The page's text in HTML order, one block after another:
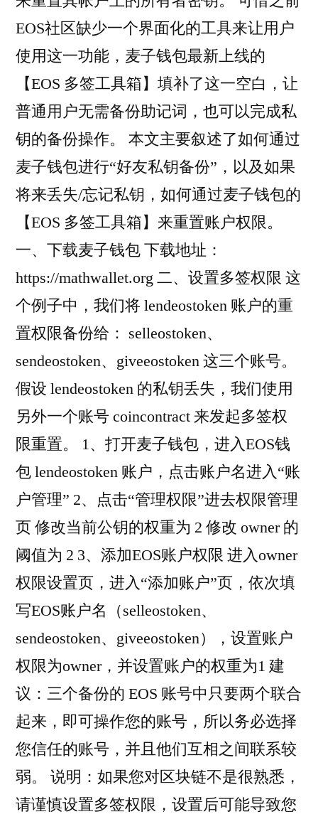
EOS社区缺少一个界面化的工具来让用户
使用这一功能，麦子钱包最新上线的
【EOS 多签工具箱】填补了这一空白，让
普通用户无需备份助记词，也可以完成私
钥的备份操作。 本文主要叙述了如何通过
麦子钱包进行“好友私钥备份”，以及如果
将来丢失/忘记私钥，如何通过麦子钱包的
【EOS 多签工具箱】来重置账户权限。
一、下载麦子钱包 下载地址：
https://mathwallet.org 二、设置多签权限 这
个例子中，我们将 lendeostoken 账户的重
置权限备份给： selleostoken、
sendeostoken、giveeostoken 这三个账号。
假设 lendeostoken 的私钥丢失，我们使用
另外一个账号 coincontract 来发起多签权
限重置。 1、打开麦子钱包，进入EOS钱
包 lendeostoken 账户，点击账户名进入“账
户管理” 2、点击“管理权限”进去权限管理
页 修改当前公钥的权重为 2 修改 owner 的
阈值为 2 3、添加EOS账户权限 进入owner
权限设置页，进入“添加账户”页，依次填
写EOS账户名（selleostoken、
sendeostoken、giveeostoken），设置账户
权限为owner，并设置账户的权重为1 建
议：三个备份的 EOS 账号中只要两个联合
起来，即可操作您的账号，所以务必选择
您信任的账号，并且他们互相之间联系较
弱。 说明：如果您对区块链不是很熟悉，
请谨慎设置多签权限，设置后可能导致您